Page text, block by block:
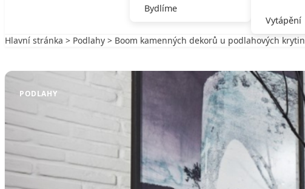
Bydlíme
Vytápění
Hlavní stránka > Podlahy > Boom kamenných dekorů u podlahových krytin
PODLAHY